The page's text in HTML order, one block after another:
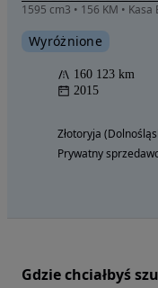
1595 cm3 • 156 KM •
Wyróżnione
160 123 km
2015
Złotoryja
Prywatny
Gdzie chciałbyś